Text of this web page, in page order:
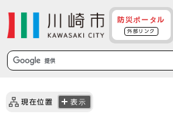
防災ポータル
外部リンク
現在位置 表示